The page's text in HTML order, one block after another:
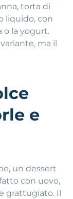
torta di
liquido, con
o la yogurt.
ma il
e
un dessert
con uovo,
grattugiato. Il